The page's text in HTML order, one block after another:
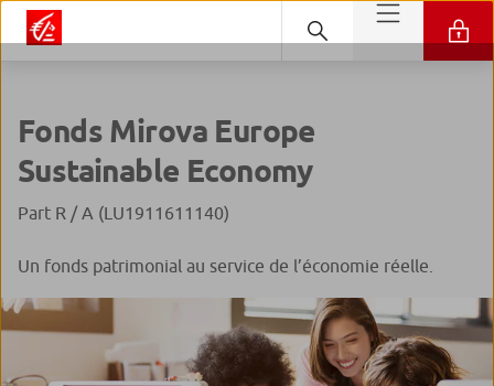
Fonds Mirova Europe
Sustainable Economy
Part R / A (LU1911611140)
Un fonds patrimonial au service de l’économie réelle.